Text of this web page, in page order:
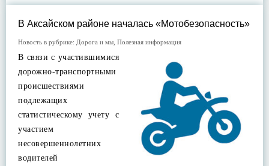
В Аксайском районе началась «Мотобезопасность»
Новость в рубрике: Дорога и мы Полезная информация
В связи с участившимися
дорожно-транспортными
происшествиями
подлежащих
статистическому учету с
участием
несовершеннолетних
водителей